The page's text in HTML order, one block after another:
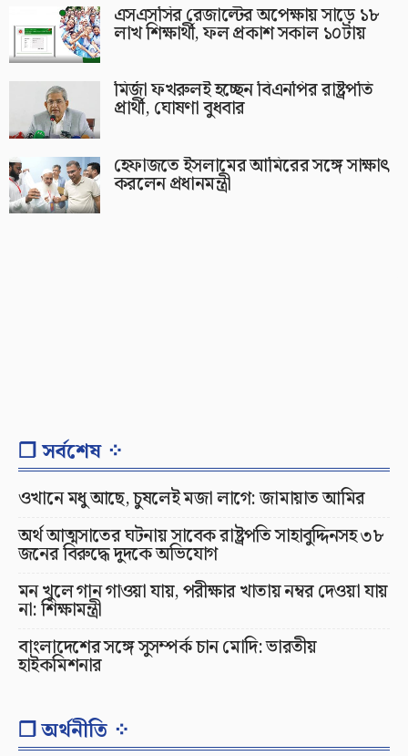
এসএসসির রেজাল্টের অপেক্ষায় সাড়ে ১৮
লাখ শিক্ষার্থী, ফল প্রকাশ সকাল ১০টায়
মির্জা ফখরুলই হচ্ছেন বিএনপির রাষ্ট্রপতি
প্রার্থী, ঘোষণা বুধবার
হেফাজতে ইসলামের আমিরের সঙ্গে সাক্ষাৎ
করলেন প্রধানমন্ত্রী
❐ সর্বশেষ ⁘
ওখানে মধু আছে, চুষলেই মজা লাগে: জামায়াত আমির
অর্থ আত্মসাতের ঘটনায় সাবেক রাষ্ট্রপতি সাহাবুদ্দিনসহ ৩৮
জনের বিরুদ্ধে দুদকে অভিযোগ
মন খুলে গান গাওয়া যায়, পরীক্ষার খাতায় নম্বর দেওয়া যায়
না: শিক্ষামন্ত্রী
বাংলাদেশের সঙ্গে সুসম্পর্ক চান মোদি: ভারতীয়
হাইকমিশনার
❐ অর্থনীতি ⁘